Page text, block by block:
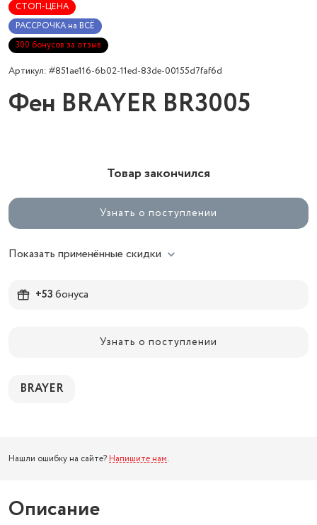
СТОП-ЦЕНА
РАССРОЧКА на ВСЁ
300 бонусов за отзыв
Артикул: #851ae116-6b02-11ed-83de-00155d7faf6d
Фен BRAYER BR3005
Товар закончился
Узнать о поступлении
Показать применённые скидки
+53бонуса
Узнать о поступлении
BRAYER
Нашли ошибку на сайте? Напишите нам.
Описание